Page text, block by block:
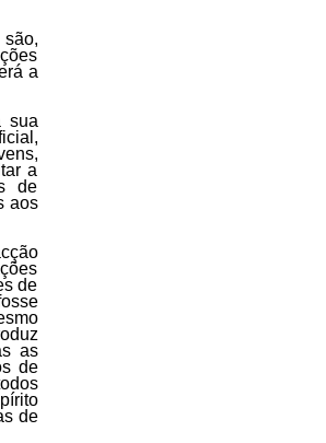
a
sua
a
de
aos
de
as
de
de